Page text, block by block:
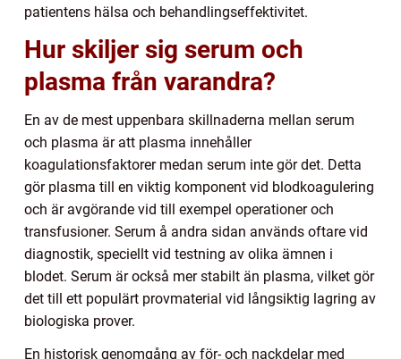
patientens hälsa och behandlingseffektivitet.
Hur skiljer sig serum och
plasma från varandra?
En av de mest uppenbara skillnaderna mellan serum
och plasma är att plasma innehåller
koagulationsfaktorer medan serum inte gör det. Detta
gör plasma till en viktig komponent vid blodkoagulering
och är avgörande vid till exempel operationer och
transfusioner. Serum å andra sidan används oftare vid
diagnostik, speciellt vid testning av olika ämnen i
blodet. Serum är också mer stabilt än plasma, vilket gör
det till ett populärt provmaterial vid långsiktig lagring av
biologiska prover.
En historisk genomgång av för- och nackdelar med